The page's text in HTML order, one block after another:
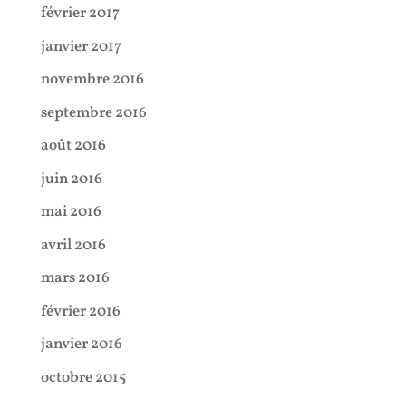
février 2017
janvier 2017
novembre 2016
septembre 2016
août 2016
juin 2016
mai 2016
avril 2016
mars 2016
février 2016
janvier 2016
octobre 2015